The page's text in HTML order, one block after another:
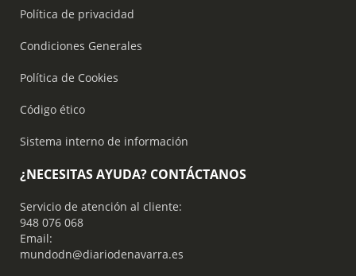
Política de privacidad
Condiciones Generales
Política de Cookies
Código ético
Sistema interno de información
¿NECESITAS AYUDA? CONTÁCTANOS
Servicio de atención al cliente:
948 076 068
Email:
mundodn@diariodenavarra.es